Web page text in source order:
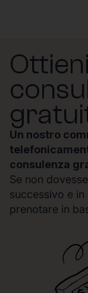
Un nostro
consulenza
Se non
successivo e in
prenotare in